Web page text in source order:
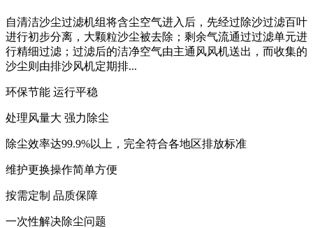
自清洁沙尘过滤机组将含尘空气进入后，先经过‌除沙过滤百叶‌
进行初步分离，大颗粒沙尘被去除；剩余气流通过‌过滤单元‌进
行精细过滤；过滤后的洁净空气由‌主通风风机‌送出，而收集的
沙尘则由‌排沙风机‌定期排...
环保节能 运行平稳
处理风量大 强力除尘
除尘效率达99.9%以上，完全符合各地区排放标准
维护更换操作简单方便
按需定制 品质保障
一次性解决除尘问题